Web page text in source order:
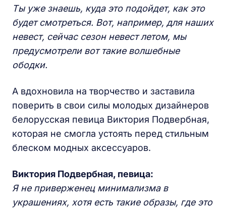
Ты уже знаешь, куда это подойдет, как это
будет смотреться. Вот, например, для наших
невест, сейчас сезон невест летом, мы
предусмотрели вот такие волшебные
ободки.
А вдохновила на творчество и заставила
поверить в свои силы молодых дизайнеров
белорусская певица Виктория Подвербная,
которая не смогла устоять перед стильным
блеском модных аксессуаров.
Виктория Подвербная, певица:
Я не приверженец минимализма в
украшениях, хотя есть такие образы, где это